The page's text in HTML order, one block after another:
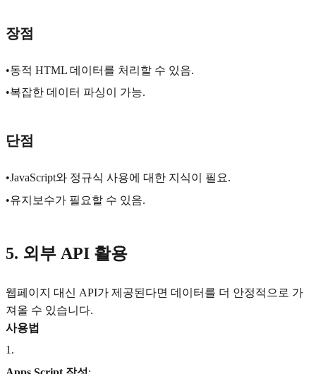
장점
•동적 HTML 데이터를 처리할 수 있음.
•복잡한 데이터 파싱이 가능.
단점
•JavaScript와 정규식 사용에 대한 지식이 필요.
•유지보수가 필요할 수 있음.
5. 외부 API 활용
웹페이지 대신 API가 제공된다면 데이터를 더 안정적으로 가
져올 수 있습니다.
사용법
1 .